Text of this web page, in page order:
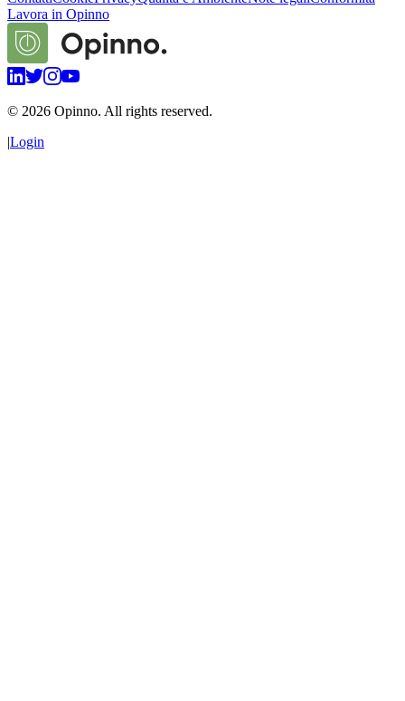
Lavora in Opinno
© 2026 Opinno. All rights reserved.
|Login